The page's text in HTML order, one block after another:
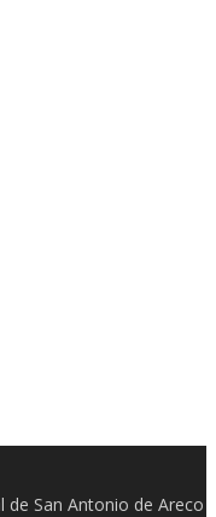
San Antonio de Areco